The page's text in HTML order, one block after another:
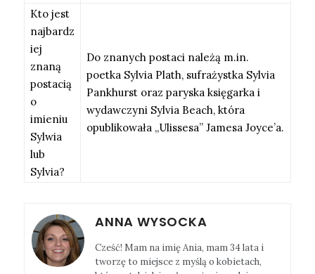
Kto jest
najbardz
iej
znaną
postacią
o
imieniu
Sylwia
lub
Sylvia?
Do znanych postaci należą m.in.
poetka Sylvia Plath, sufrażystka Sylvia
Pankhurst oraz paryska księgarka i
wydawczyni Sylvia Beach, która
opublikowała „Ulissesa” Jamesa Joyce’a.
ANNA WYSOCKA
Cześć! Mam na imię Ania, mam 34 lata i
tworzę to miejsce z myślą o kobietach,